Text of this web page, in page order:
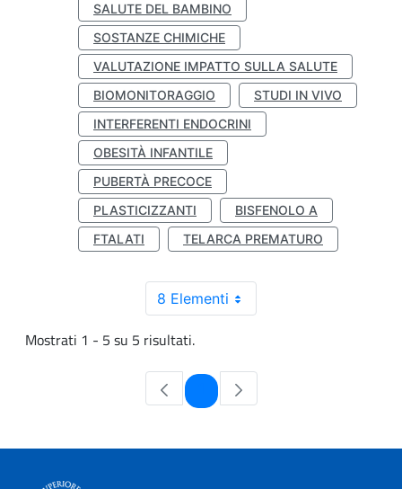
SALUTE DEL BAMBINO
SOSTANZE CHIMICHE
VALUTAZIONE IMPATTO SULLA SALUTE
BIOMONITORAGGIO
STUDI IN VIVO
INTERFERENTI ENDOCRINI
OBESITÀ INFANTILE
PUBERTÀ PRECOCE
PLASTICIZZANTI
BISFENOLO A
FTALATI
TELARCA PREMATURO
8 Elementi
Mostrati 1 - 5 su 5 risultati.
Pagina